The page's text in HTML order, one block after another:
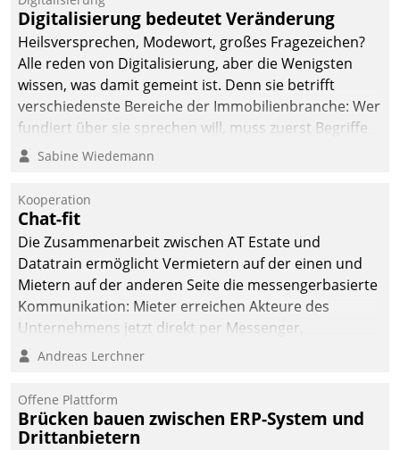
Überblick, Einsicht und
Eingriff bietende Lösung.
Zur Entwicklung setzte
man auf
Cloudtechnologie,
bewährte und Startup-
agile Projektmethoden.
Digitalisierung bedeutet Veränderung
Heilsversprechen, Modewort, großes Fragezeichen?
Alle reden von Digitalisierung, aber die Wenigsten
wissen, was damit gemeint ist. Denn sie betrifft
verschiedenste Bereiche der Immobilienbranche: Wer
fundiert über sie sprechen will, muss zuerst Begriffe
klären. Ein Aspekt ist die betriebliche Optimierung:
Einsparungen durch optimierte und automatisierte
Prozesse. Doch man darf nicht zu viel erwarten: Allein
mit der Einführung einer neuen Software ist es nicht
getan. Die Digitalisierung erfordert von Unternehmen
die Bereitschaft, sich zu überprüfen, zu hinterfragen
und zu verändern.
Sabine Wiedemann
Kooperation
Chat-fit
Die Zusammenarbeit zwischen AT Estate und
Datatrain ermöglicht Vermietern auf der einen und
Mietern auf der anderen Seite die messengerbasierte
Kommunikation: Mieter erreichen Akteure des
Unternehmens jetzt direkt per Messenger,
Mitarbeiter oder Dienstleister empfangen oder
Andreas Lerchner
Offene Plattform
Brücken bauen zwischen ERP-System und
Drittanbietern